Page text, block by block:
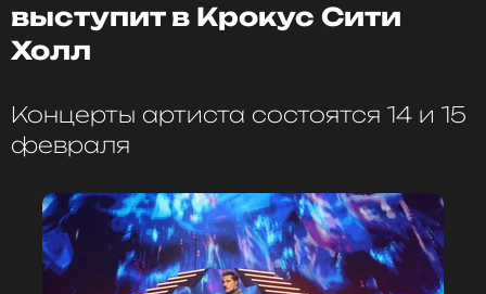
выступит в Крокус Сити
Холл
Концерты артиста состоятся 14 и 15
февраля